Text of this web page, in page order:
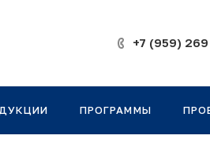
+7 (959)
ПРОГРАММЫ